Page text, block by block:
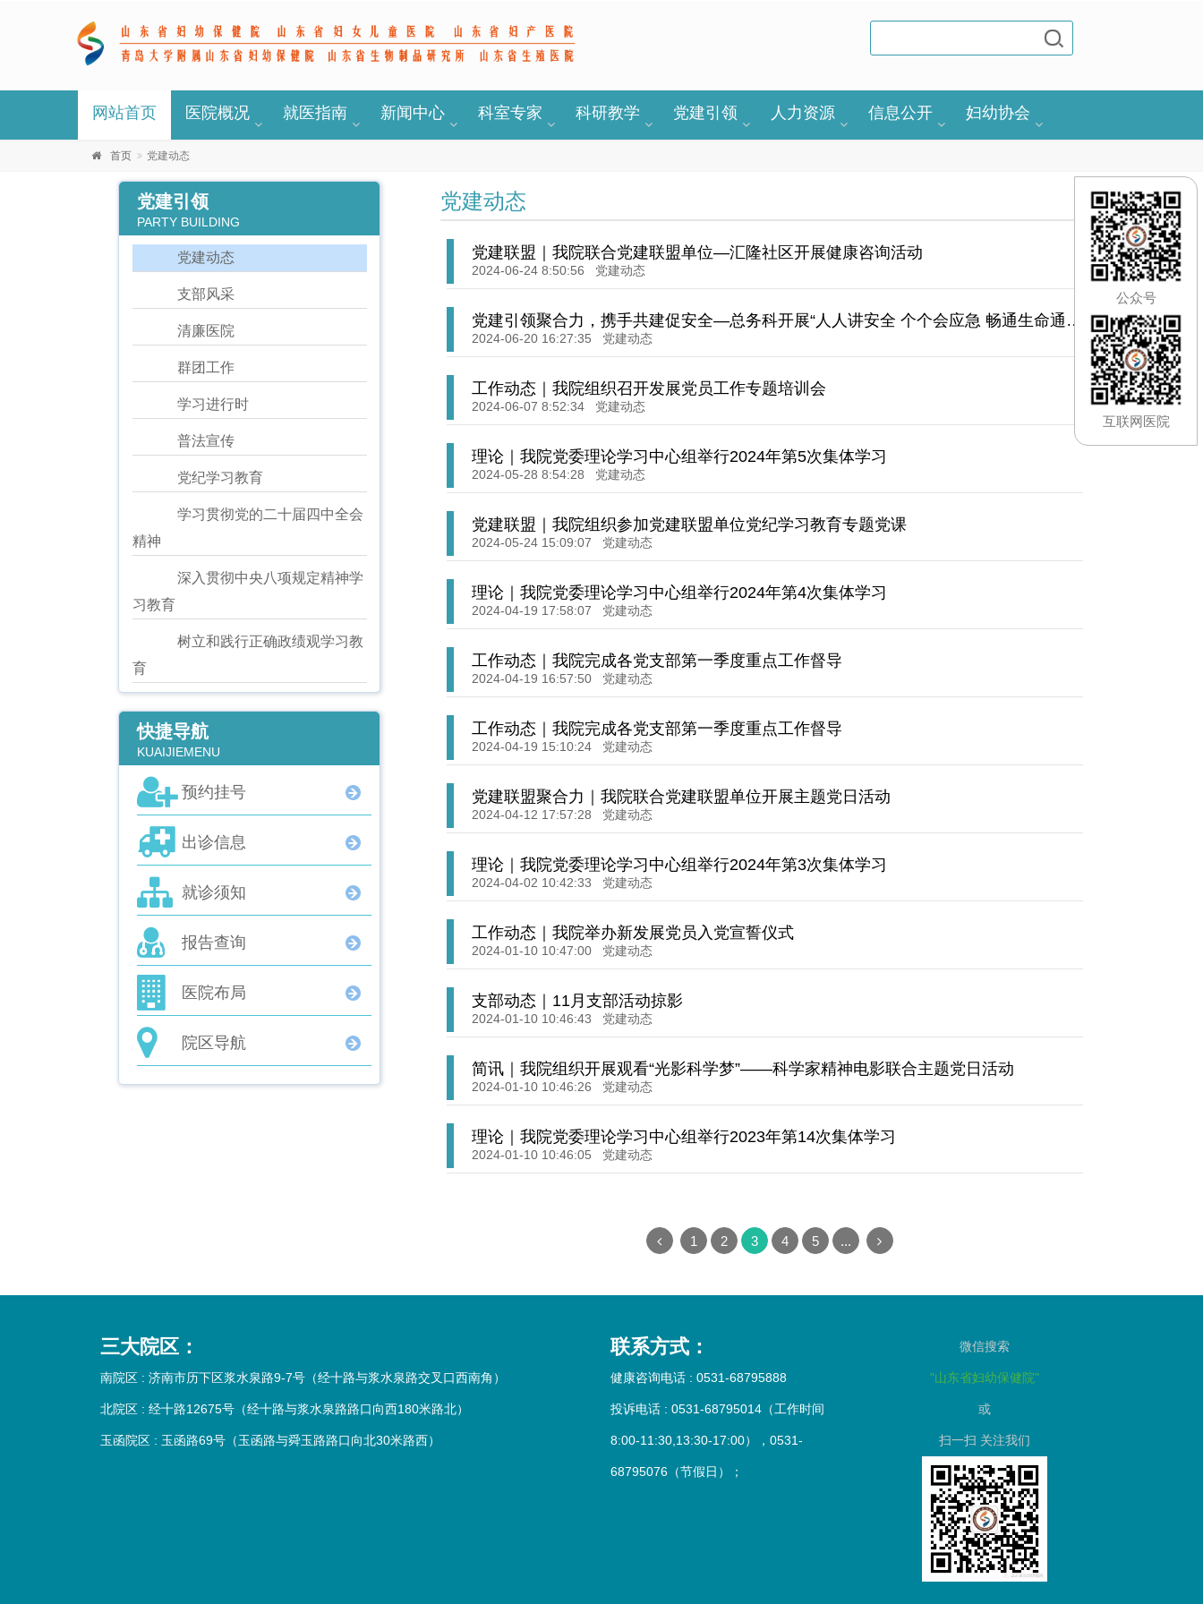
网站首页 医院概况 就医指南 新闻中心 科室专家 科研教学 党建引领 人力资源 信息公开 妇幼协会
首页 党建动态
党建动态
党建联盟｜我院联合党建联盟单位—汇隆社区开展健康咨询活动
2024-06-24 8:50:56 党建动态
党建引领聚合力，携手共建促安全—总务科开展“人人讲安全 个个会应急 畅通生命通
道”安全咨询日活动
2024-06-20 16:27:35 党建动态
工作动态｜我院组织召开发展党员工作专题培训会
2024-06-07 8:52:34 党建动态
理论｜我院党委理论学习中心组举行2024年第5次集体学习
2024-05-28 8:54:28 党建动态
党建联盟｜我院组织参加党建联盟单位党纪学习教育专题党课
2024-05-24 15:09:07 党建动态
理论｜我院党委理论学习中心组举行2024年第4次集体学习
2024-04-19 17:58:07 党建动态
工作动态｜我院完成各党支部第一季度重点工作督导
2024-04-19 16:57:50 党建动态
工作动态｜我院完成各党支部第一季度重点工作督导
2024-04-19 15:10:24 党建动态
党建联盟聚合力｜我院联合党建联盟单位开展主题党日活动
2024-04-12 17:57:28 党建动态
理论｜我院党委理论学习中心组举行2024年第3次集体学习
2024-04-02 10:42:33 党建动态
工作动态｜我院举办新发展党员入党宣誓仪式
2024-01-10 10:47:00 党建动态
支部动态｜11月支部活动掠影
2024-01-10 10:46:43 党建动态
简讯｜我院组织开展观看“光影科学梦”——科学家精神电影联合主题党日活动
2024-01-10 10:46:26 党建动态
理论｜我院党委理论学习中心组举行2023年第14次集体学习
2024-01-10 10:46:05 党建动态
1 2 3 4 5 ...
党建引领
PARTY BUILDING
党建动态
支部风采
清廉医院
群团工作
学习进行时
普法宣传
党纪学习教育
学习贯彻党的二十届四中全会
精神
深入贯彻中央八项规定精神学
习教育
树立和践行正确政绩观学习教
育
快捷导航
KUAIJIEMENU
预约挂号
出诊信息
就诊须知
报告查询
医院布局
院区导航
三大院区：
南院区 : 济南市历下区浆水泉路9-7号（经十路与浆水泉路交叉口西南角）
北院区 : 经十路12675号（经十路与浆水泉路路口向西180米路北）
玉函院区 : 玉函路69号（玉函路与舜玉路路口向北30米路西）
联系方式：
健康咨询电话 : 0531-68795888
投诉电话 : 0531-68795014（工作时间
8:00-11:30,13:30-17:00），0531-
68795076（节假日）；
微信搜索
"山东省妇幼保健院"
或
扫一扫 关注我们
公众号
互联网医院